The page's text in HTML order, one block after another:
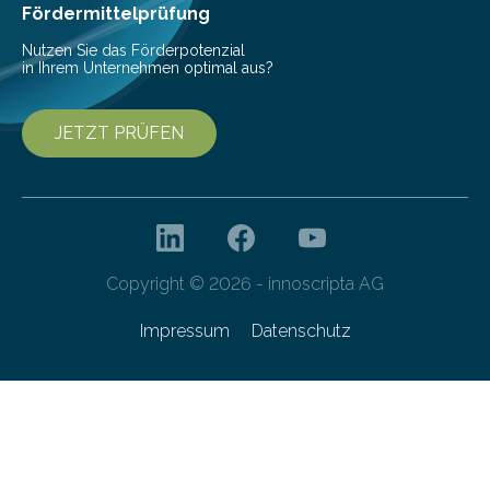
Fördermittelprüfung
Nutzen Sie das Förderpotenzial
in Ihrem Unternehmen optimal aus?
JETZT PRÜFEN
Copyright © 2026 - innoscripta AG
Impressum Datenschutz